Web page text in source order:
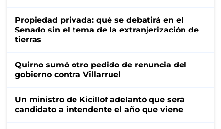
Propiedad privada: qué se debatirá en el
Senado sin el tema de la extranjerización de
tierras
Quirno sumó otro pedido de renuncia del
gobierno contra Villarruel
Un ministro de Kicillof adelantó que será
candidato a intendente el año que viene